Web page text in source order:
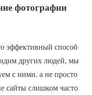
фотографии
эффективный способ
других людей, мы
с ними, а не просто
сайты слишком часто